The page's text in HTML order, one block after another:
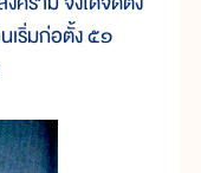
เริ่มก่อตั้ง ๕๑